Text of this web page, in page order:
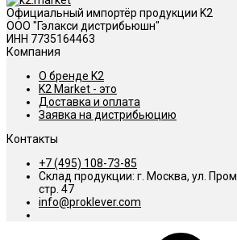
Официальный импортёр продукции K2
ООО "Гэлакси дистрибьюшн"
ИНН 7735164463
Компания
О бренде K2
K2 Market - это
Доставка и оплата
Заявка на дистрибьюцию
Контакты
+7 (495) 108-73-85
Склад продукции: г. Москва, ул.
стр. 47
info@proklever.com